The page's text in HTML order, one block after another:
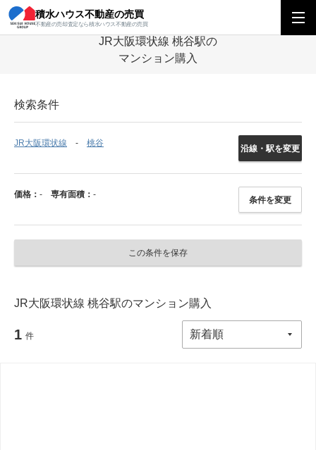
積水ハウス不動産の売買
不動産の売却査定なら積水ハウス不動産の売買
積水ハウス不動産の売買 関西エリア JR大阪環状線
JR大阪環状線 桃谷駅の
マンション購入
検索条件
JR大阪環状線 桃谷
沿線・駅を変更
価格： - 専有面積： -
条件を変更
この条件を保存
JR大阪環状線 桃谷駅のマンション購入
1 件